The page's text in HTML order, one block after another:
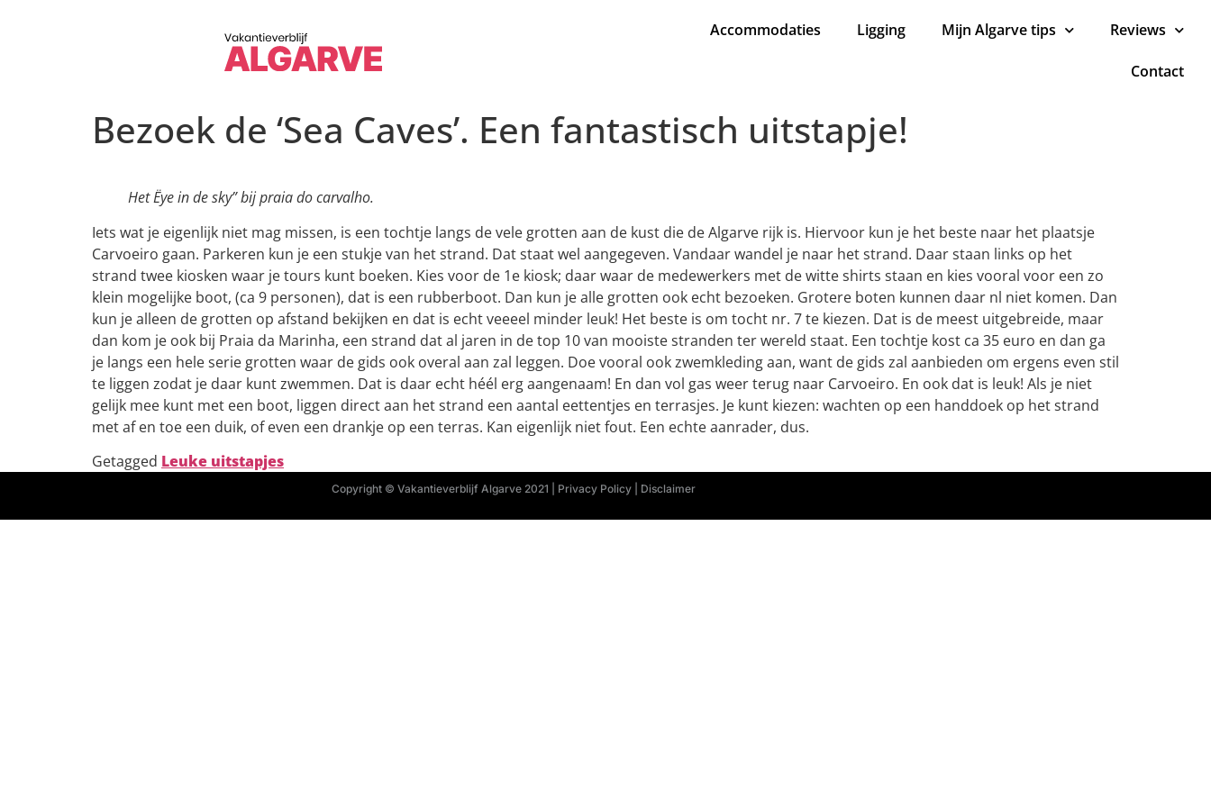
Accommodaties Ligging Mijn Algarve tips Reviews
Contact
Bezoek de ‘Sea Caves’. Een fantastisch uitstapje!
Het Ëye in de sky” bij praia do carvalho.
Iets wat je eigenlijk niet mag missen, is een tochtje langs de vele grotten aan de kust die de Algarve rijk is. Hiervoor kun je het beste naar het plaatsje
Carvoeiro gaan. Parkeren kun je een stukje van het strand. Dat staat wel aangegeven. Vandaar wandel je naar het strand. Daar staan links op het
strand twee kiosken waar je tours kunt boeken. Kies voor de 1e kiosk; daar waar de medewerkers met de witte shirts staan en kies vooral voor een zo
klein mogelijke boot, (ca 9 personen), dat is een rubberboot. Dan kun je alle grotten ook echt bezoeken. Grotere boten kunnen daar nl niet komen. Dan
kun je alleen de grotten op afstand bekijken en dat is echt veeeel minder leuk! Het beste is om tocht nr. 7 te kiezen. Dat is de meest uitgebreide, maar
dan kom je ook bij Praia da Marinha, een strand dat al jaren in de top 10 van mooiste stranden ter wereld staat. Een tochtje kost ca 35 euro en dan ga
je langs een hele serie grotten waar de gids ook overal aan zal leggen. Doe vooral ook zwemkleding aan, want de gids zal aanbieden om ergens even stil
te liggen zodat je daar kunt zwemmen. Dat is daar echt héél erg aangenaam! En dan vol gas weer terug naar Carvoeiro. En ook dat is leuk! Als je niet
gelijk mee kunt met een boot, liggen direct aan het strand een aantal eettentjes en terrasjes. Je kunt kiezen: wachten op een handdoek op het strand
met af en toe een duik, of even een drankje op een terras. Kan eigenlijk niet fout. Een echte aanrader, dus.
Getagged Leuke uitstapjes
Copyright © Vakantieverblijf Algarve 2021 | Privacy Policy | Disclaimer